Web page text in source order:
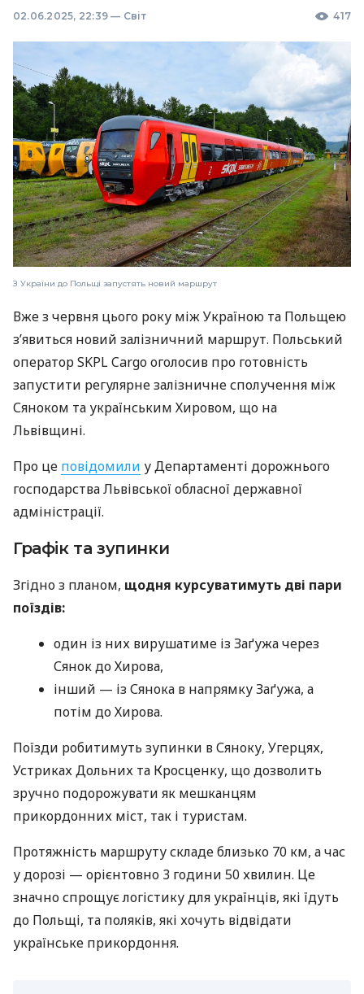
02.06.2025, 22:39 — Світ 417
З України до Польщі запустять новий маршрут
Вже з червня цього року між Україною та Польщею
з’явиться новий залізничний маршрут. Польський
оператор SKPL Cargo оголосив про готовність
запустити регулярне залізничне сполучення між
Сяноком та українським Хировом, що на
Львівщині.
Про це повідомили у Департаменті дорожнього
господарства Львівської обласної державної
адміністрації.
Графік та зупинки
Згідно з планом, щодня курсуватимуть дві пари
поїздів:
один із них вирушатиме із Заґужа через
Сянок до Хирова,
інший — із Сянока в напрямку Заґужа, а
потім до Хирова.
Поїзди робитимуть зупинки в Сяноку, Угерцях,
Устриках Дольних та Кросценку, що дозволить
зручно подорожувати як мешканцям
прикордонних міст, так і туристам.
Протяжність маршруту складе близько 70 км, а час
у дорозі — орієнтовно 3 години 50 хвилин. Це
значно спрощує логістику для українців, які їдуть
до Польщі, та поляків, які хочуть відвідати
українське прикордоння.